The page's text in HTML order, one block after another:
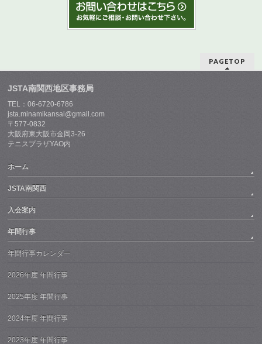
PAGETOP
JSTA南関西地区事務局
TEL：06-6720-6786
jsta.minamikansai@gmail.com
〒577-0832
大阪府東大阪市金岡3-26
テニスプラザYAO内
ホーム
JSTA南関西
入会案内
年間行事
年間行事カレンダー
2026年度 年間行事
2025年度 年間行事
2024年度 年間行事
2023年度 年間行事